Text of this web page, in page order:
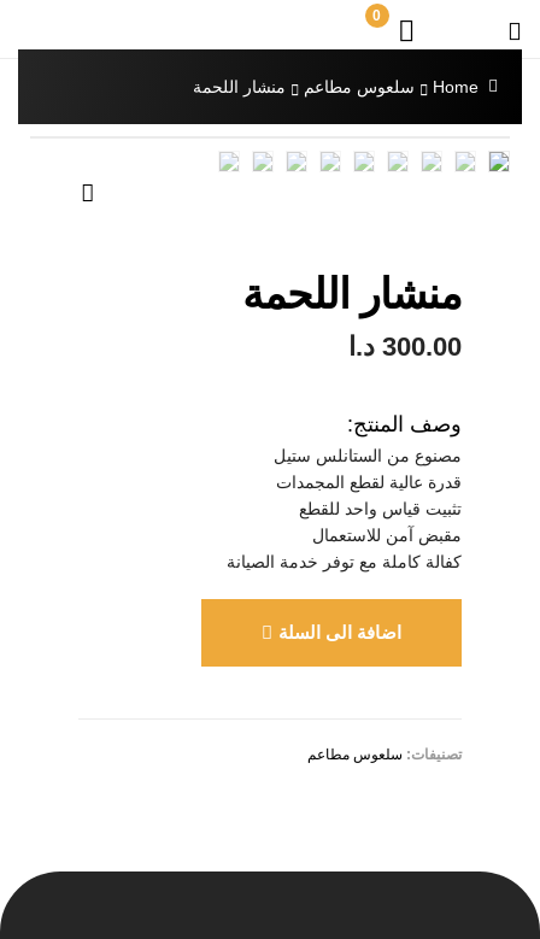
0
Home سلعوس مطاعم منشار اللحمة
منشار اللحمة
300.00 د.ا
وصف المنتج:
مصنوع من الستانلس ستيل
قدرة عالية لقطع المجمدات
تثبيت قياس واحد للقطع
مقبض آمن للاستعمال
كفالة كاملة مع توفر خدمة الصيانة
اضافة الى السلة
تصنيفات: سلعوس مطاعم